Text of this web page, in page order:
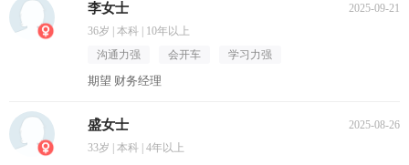
李女士
2025-09-21
36岁 | 本科 | 10年以上
沟通力强
会开车 学习力强
期望 财务经理
盛女士
2025-08-26
33岁 | 本科 | 4年以上